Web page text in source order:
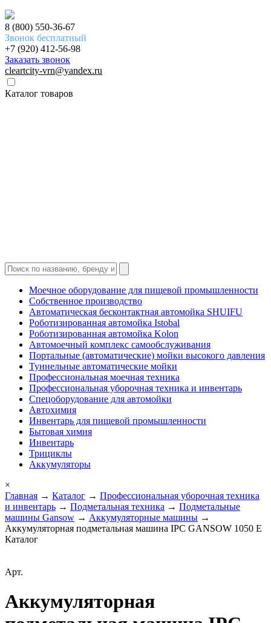
8 (800) 550-36-67
Звонок бесплатный
+7 (920) 412-56-98
Заказать звонок
cleartcity-vrn@yandex.ru
Каталог товаров
Моечное оборудование для пищевой промышленности
Собственное производство
Автоматическая бесконтактная автомойка SHUIFU
Роботизированная автомойка Istobal
Роботизированная автомойка Kolon
Автомоечный комплекс самообслуживания
Портальные (автоматические) мойки высокого давления
Туннельные автоматические мойки
Профессиональная моечная техника
Профессиональная уборочная техника и инвентарь
Спецоборудование для автомойки
Автохимия
Инвентарь для пищевой промышленности
Бытовая химия
Инвентарь
Трициклы
Аккумуляторы
×
Главная → Каталог → Профессиональная уборочная техника
и инвентарь → Подметальная техника → Подметальные
машины Gansow → Аккумуляторные машины →
Аккумуляторная подметальная машина IPC GANSOW 1050 E
Каталог
Арт.
Аккумуляторная